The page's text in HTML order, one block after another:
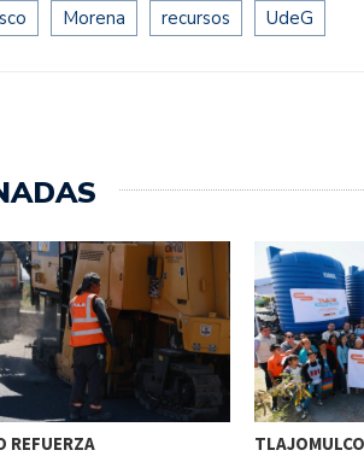
Morena recursos UdeG
REFUERZA